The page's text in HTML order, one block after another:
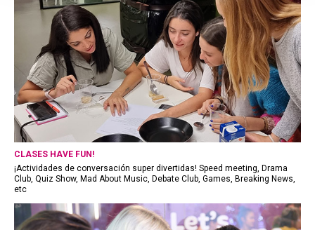
CLASES HAVE FUN!
¡Actividades de conversación super divertidas! Speed meeting, Drama
Club, Quiz Show, Mad About Music, Debate Club, Games, Breaking News,
etc